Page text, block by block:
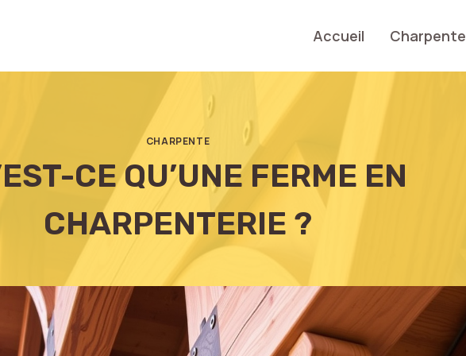
Accueil Charpente
CHARPENTE
CE QU’UNE FERME EN
CHARPENTERIE ?